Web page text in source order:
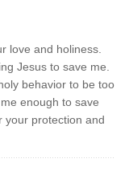
love and holiness.
Jesus to save me.
behavior to be too
enough to save
your protection and